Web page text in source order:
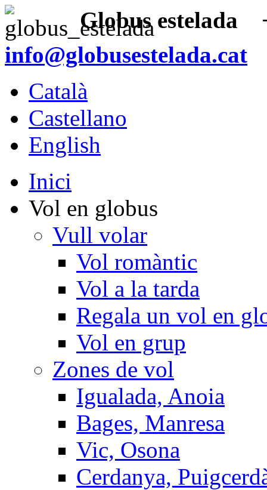
Globus estelada
info@globusestelada.cat
Català
Castellano
English
Inici
Vol en globus
Vull volar
Vol romàntic
Vol a la tarda
Regala un vol en
Vol en grup
Zones de vol
Igualada, Anoia
Bages, Manresa
Vic, Osona
Cerdanya,